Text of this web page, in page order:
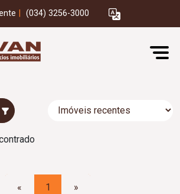
(034) 3256-3000
« 1 »